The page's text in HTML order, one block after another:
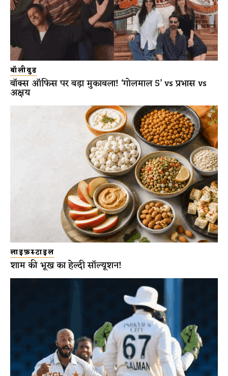
बॉलीवुड
बॉक्स ऑफिस पर बड़ा मुकाबला! ‘गोलमाल 5’ vs प्रभास vs
अक्षय
लाइफ़स्टाइल
शाम की भूख का हेल्दी सॉल्यूशन!